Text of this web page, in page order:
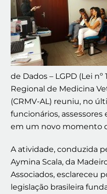
de Dados – LGPD (Lei nº
Regional de Medicina
(CRMV-AL) reuniu, no
funcionários,
em um novo momento
A atividade, conduzida
Aymina Scala, da
Associados, esclareceu
legislação brasileira